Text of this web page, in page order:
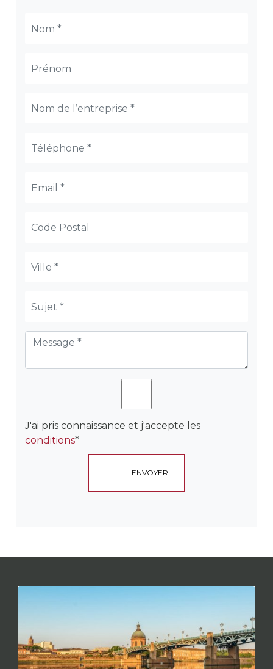
J'ai pris connaissance et j'accepte les
conditions*
ENVOYER